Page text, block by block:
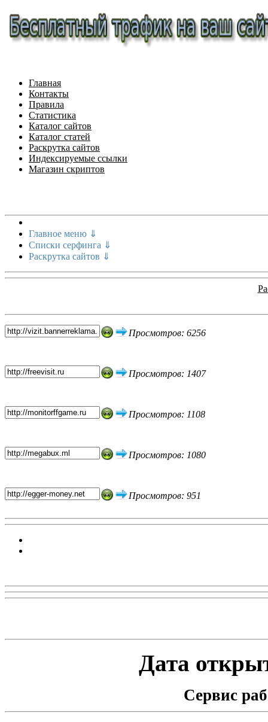
Главная
Контакты
Правила
Статистика
Каталог сайтов
Каталог статей
Раскрутка сайтов
Индексируемые ссылки
Магазин скриптов
Главное меню ⇓
Списки серфинга ⇓
Раскрутка сайтов ⇓
Просмотров: 6256
Просмотров: 1407
Просмотров: 1108
Просмотров: 1080
Просмотров: 951
Дата
Сервис